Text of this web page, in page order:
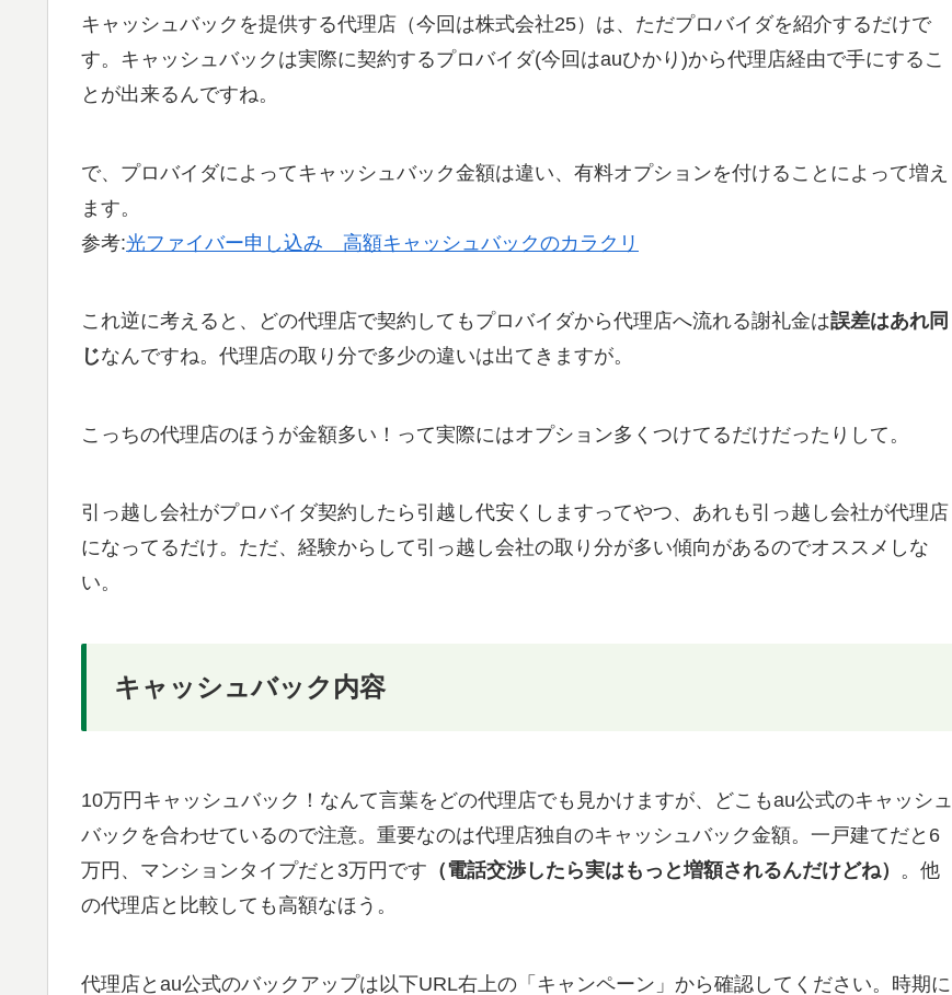
キャッシュバックを提供する代理店（今回は株式会社25）は、ただプロバイダを紹介するだけで
す。キャッシュバックは実際に契約するプロバイダ(今回はauひかり)から代理店経由で手にするこ
とが出来るんですね。
で、プロバイダによってキャッシュバック金額は違い、有料オプションを付けることによって増え
ます。
参考:光ファイバー申し込み 高額キャッシュバックのカラクリ
これ逆に考えると、どの代理店で契約してもプロバイダから代理店へ流れる謝礼金は誤差はあれ同
じなんですね。代理店の取り分で多少の違いは出てきますが。
こっちの代理店のほうが金額多い！って実際にはオプション多くつけてるだけだったりして。
引っ越し会社がプロバイダ契約したら引越し代安くしますってやつ、あれも引っ越し会社が代理店
になってるだけ。ただ、経験からして引っ越し会社の取り分が多い傾向があるのでオススメしな
い。
キャッシュバック内容
10万円キャッシュバック！なんて言葉をどの代理店でも見かけますが、どこもau公式のキャッシュ
バックを合わせているので注意。重要なのは代理店独自のキャッシュバック金額。一戸建てだと6
万円、マンションタイプだと3万円です （電話交渉したら実はもっと増額されるんだけどね） 。他
の代理店と比較しても高額なほう。
代理店とau公式のバックアップは以下URL右上の「キャンペーン」から確認してください。時期に